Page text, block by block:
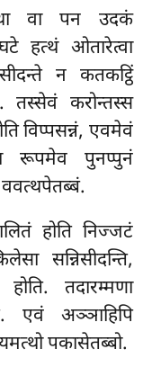
वा पन उदकं
हत्थं ओतारेत्वा
न कतकट्ठिं
करोन्तस्स
विप्पसन्नं, एवमेवं
रूपमेव पुनप्पुनं
होति निज्जटं
सन्निसीदन्ति,
तदारम्मणा
एवं अञ्ञाहिपि
पकासेतब्बो.